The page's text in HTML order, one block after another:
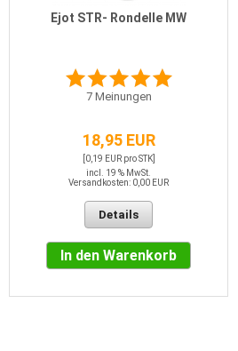
Ejot STR- Rondelle MW
7Meinungen
18,95 EUR
[0,19 EUR pro STK]
incl. 19 % MwSt.
Versandkosten: 0,00 EUR
Details
In den Warenkorb